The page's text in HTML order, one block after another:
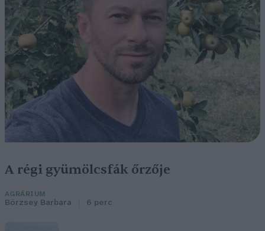
A régi gyümölcsfák őrzője
AGRÁRIUM
Börzsey Barbara 6 perc